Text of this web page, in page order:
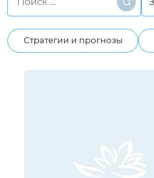
Найти
Стратегии и прогнозы